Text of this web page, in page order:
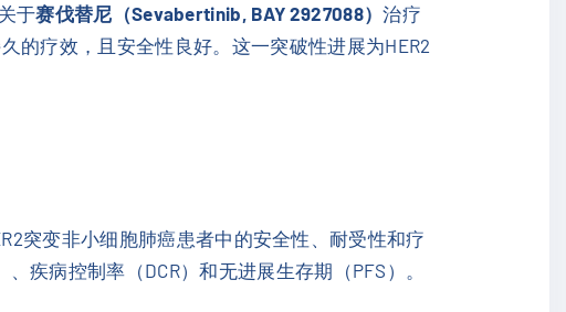
于赛伐替尼（Sevabertinib, BAY 2927088）治疗
的疗效，且安全性良好。这一突破性进展为HER2
突变非小细胞肺癌患者中的安全性、耐受性和疗
疾病控制率（DCR）和无进展生存期（PFS）。